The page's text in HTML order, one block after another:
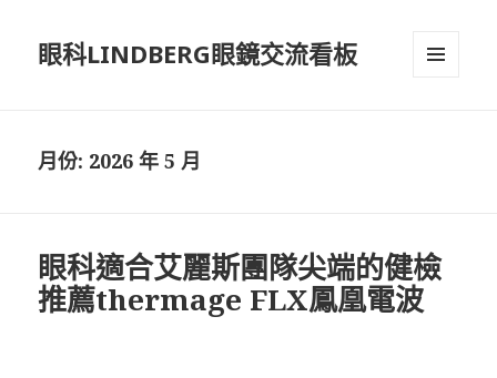
眼科LINDBERG眼鏡交流看板
月份: 2026 年 5 月
眼科適合艾麗斯團隊尖端的健檢
推薦thermage FLX鳳凰電波